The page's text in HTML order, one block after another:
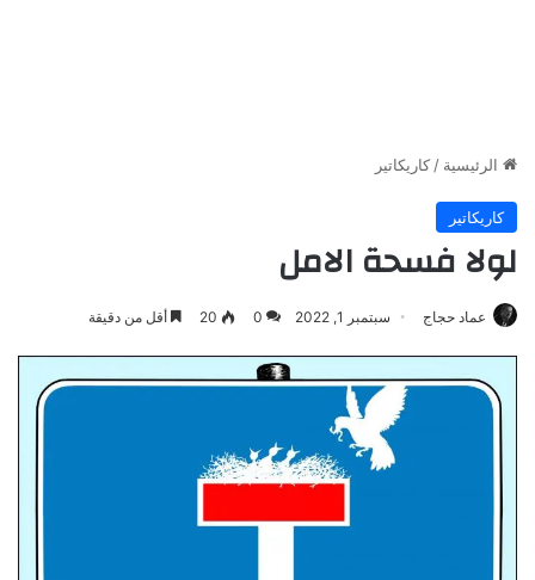
الرئيسية / كاريكاتير
كاريكاتير
لولا فسحة الامل
عماد حجاج سبتمبر 1, 2022 0
20 أقل من دقيقة